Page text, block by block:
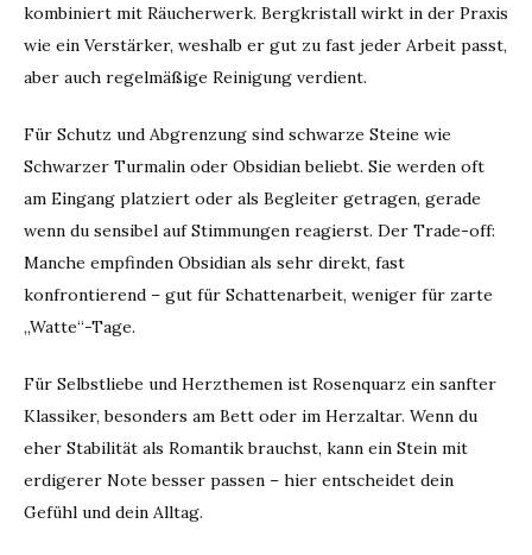
kombiniert mit Räucherwerk. Bergkristall wirkt in der Praxis
wie ein Verstärker, weshalb er gut zu fast jeder Arbeit passt,
aber auch regelmäßige Reinigung verdient.
Für Schutz und Abgrenzung sind schwarze Steine wie
Schwarzer Turmalin oder Obsidian beliebt. Sie werden oft
am Eingang platziert oder als Begleiter getragen, gerade
wenn du sensibel auf Stimmungen reagierst. Der Trade-off:
Manche empfinden Obsidian als sehr direkt, fast
konfrontierend – gut für Schattenarbeit, weniger für zarte
„Watte“-Tage.
Für Selbstliebe und Herzthemen ist Rosenquarz ein sanfter
Klassiker, besonders am Bett oder im Herzaltar. Wenn du
eher Stabilität als Romantik brauchst, kann ein Stein mit
erdigerer Note besser passen – hier entscheidet dein
Gefühl und dein Alltag.